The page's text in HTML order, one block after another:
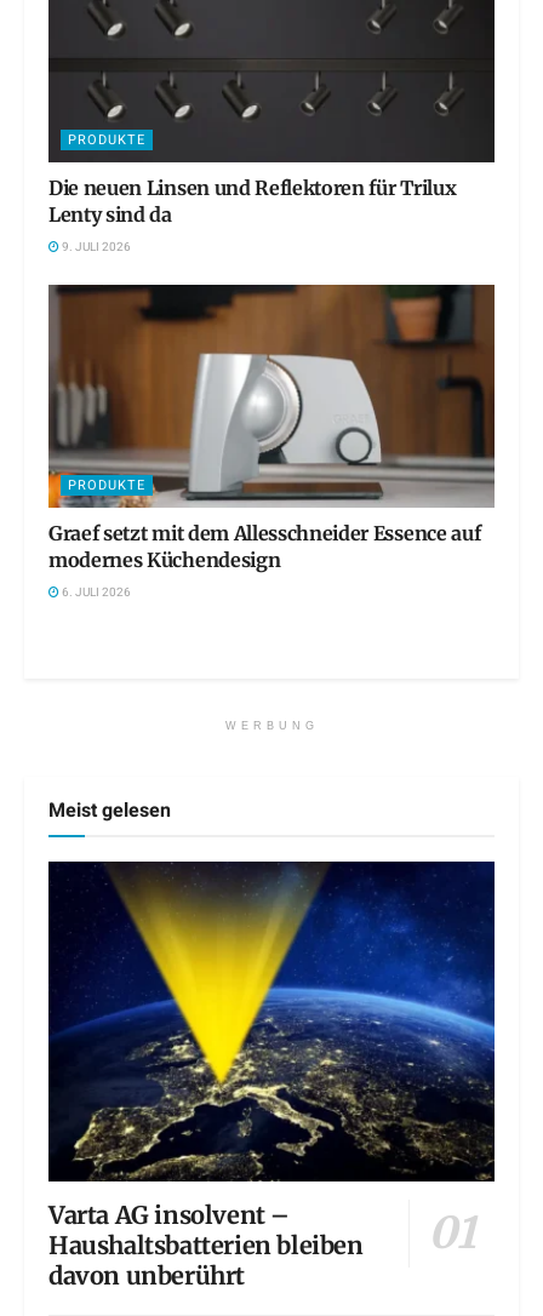
PRODUKTE
Die neuen Linsen und Reflektoren für Trilux
Lenty sind da
9. JULI 2026
PRODUKTE
Graef setzt mit dem Allesschneider Essence auf
modernes Küchendesign
6. JULI 2026
WERBUNG
Meist gelesen
Varta AG insolvent –
Haushaltsbatterien bleiben
davon unberührt